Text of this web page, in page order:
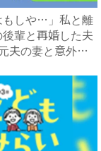
もしや…」私と離
輩と再婚した夫
夫の妻と意外な